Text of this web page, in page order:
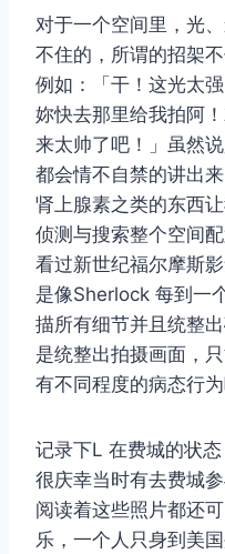
对于一个空间里，光
不住的，所谓的招架
例如：「干！这光太
妳快去那里给我拍阿
来太帅了吧！」虽然
都会情不自禁的讲出
肾上腺素之类的东西
侦测与搜索整个空间
看过新世纪福尔摩斯
是像Sherlock 每到一
描所有细节并且统整
是统整出拍摄画面，
有不同程度的病态行为
记录下L 在费城的状
很庆幸当时有去费城
阅读着这些照片都还
乐，一个人只身到美国